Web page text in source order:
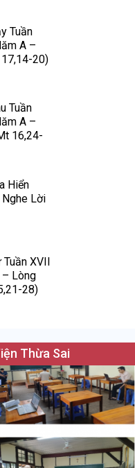
Tuần
A –
20)
Tuần
A –
16,24-
Hiển
Nghe Lời
XVII
– Lòng
28)
Thừa Sai